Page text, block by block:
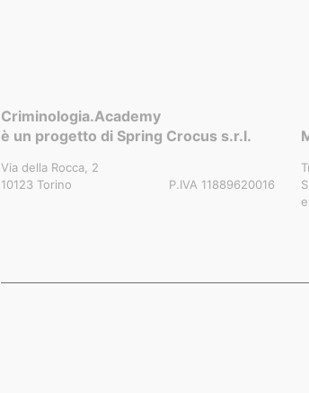
Criminologia.Academy
è un progetto di Spring Crocus s.r.l.
Via della Rocca, 2
10123 Torino
P.IVA 11889620016